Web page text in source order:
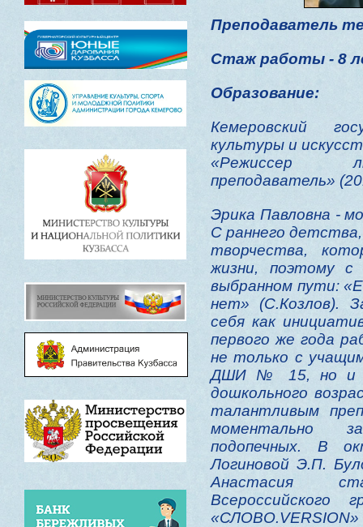
Преподаватель
Стаж работы - 8
Образование:
Кемеровский
культуры и
«Режиссер
преподаватель»
Эрика Павловна -
С раннего
творчества,
жизни, поэтому с
выбранном пути:
нет» (С.Козлов).
себя как
первого же года
не только с
ДШИ № 15, но и
дошкольного
талантливым
моментально
подопечных. В
Логиновой Э.П.
Анастасия
Всероссийского
«СЛОВО.VERSION»